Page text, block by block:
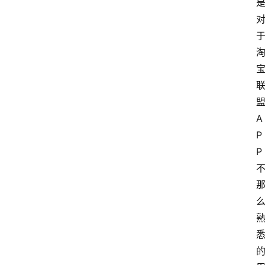
是
对
于
淘
宝
联
盟
A
P
P
不
那
么
熟
悉
的